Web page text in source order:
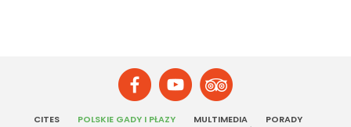
CITES POLSKIE GADY I PŁAZY MULTIMEDIA
PORADY